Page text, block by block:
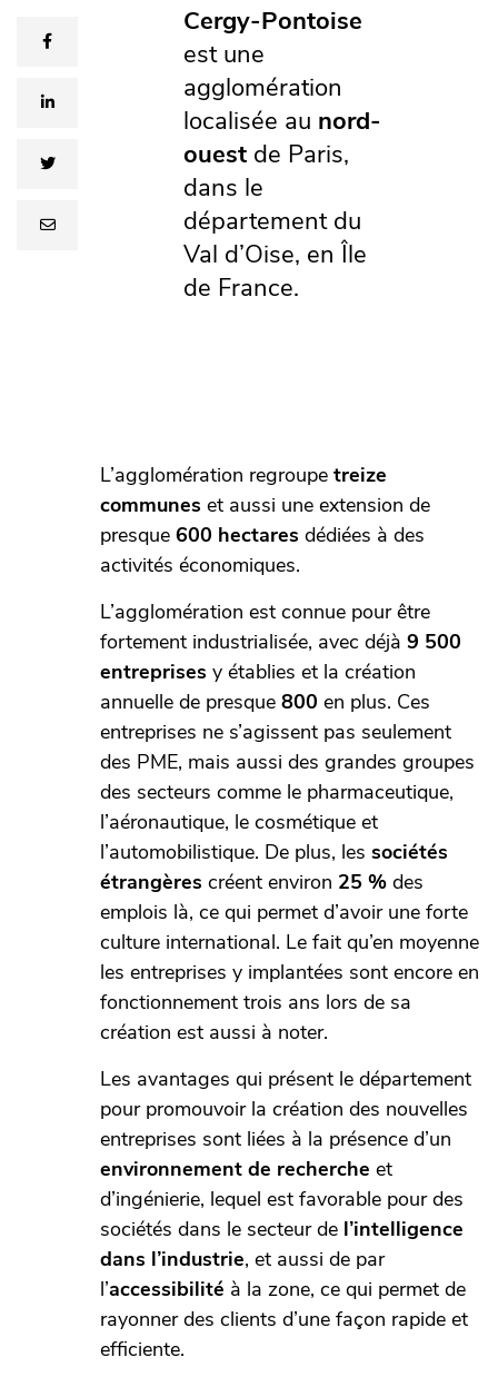
facebook
linkedin
twitter
email
Cergy-Pontoise
est une
agglomération
localisée au nord-
ouest de Paris,
dans le
département du
Val d’Oise, en Île
de France.
L’agglomération regroupe treize
communes et aussi une extension de
presque 600 hectares dédiées à des
activités économiques.
L’agglomération est connue pour être
fortement industrialisée, avec déjà 9 500
entreprises y établies et la création
annuelle de presque 800 en plus. Ces
entreprises ne s’agissent pas seulement
des PME, mais aussi des grandes groupes
des secteurs comme le pharmaceutique,
l’aéronautique, le cosmétique et
l’automobilistique. De plus, les sociétés
étrangères créent environ 25 % des
emplois là, ce qui permet d’avoir une forte
culture international. Le fait qu’en moyenne
les entreprises y implantées sont encore en
fonctionnement trois ans lors de sa
création est aussi à noter.
Les avantages qui présent le département
pour promouvoir la création des nouvelles
entreprises sont liées à la présence d’un
environnement de recherche et
d’ingénierie, lequel est favorable pour des
sociétés dans le secteur de l’intelligence
dans l’industrie, et aussi de par
l’accessibilité à la zone, ce qui permet de
rayonner des clients d’une façon rapide et
efficiente.